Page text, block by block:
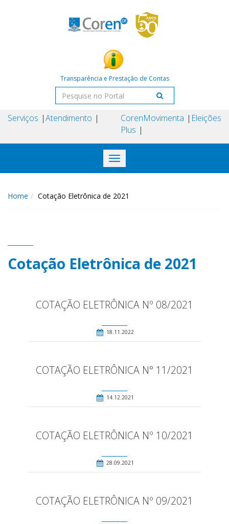
Transparência e Prestação de Contas
Serviços Atendimento
Coren
Plus
Movimenta Eleições
Toggle
navigation
Home Cotação Eletrônica de 2021
Cotação Eletrônica de 2021
COTAÇÃO ELETRÔNICA Nº 08/2021
18.11.2022
COTAÇÃO ELETRÔNICA N° 11/2021
14.12.2021
COTAÇÃO ELETRÔNICA Nº 10/2021
28.09.2021
COTAÇÃO ELETRÔNICA Nº 09/2021